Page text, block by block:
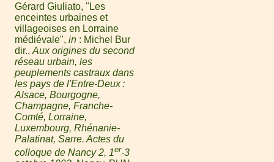
Gérard Giuliato, "Les
enceintes urbaines et
villageoises en Lorraine
médiévale", in : Michel Bur
dir., Aux origines du second
réseau urbain, les
peuplements castraux dans
les pays de l'Entre-Deux :
Alsace, Bourgogne,
Champagne, Franche-
Comté, Lorraine,
Luxembourg, Rhénanie-
Palatinat, Sarre. Actes du
colloque de Nancy 2, 1er-3